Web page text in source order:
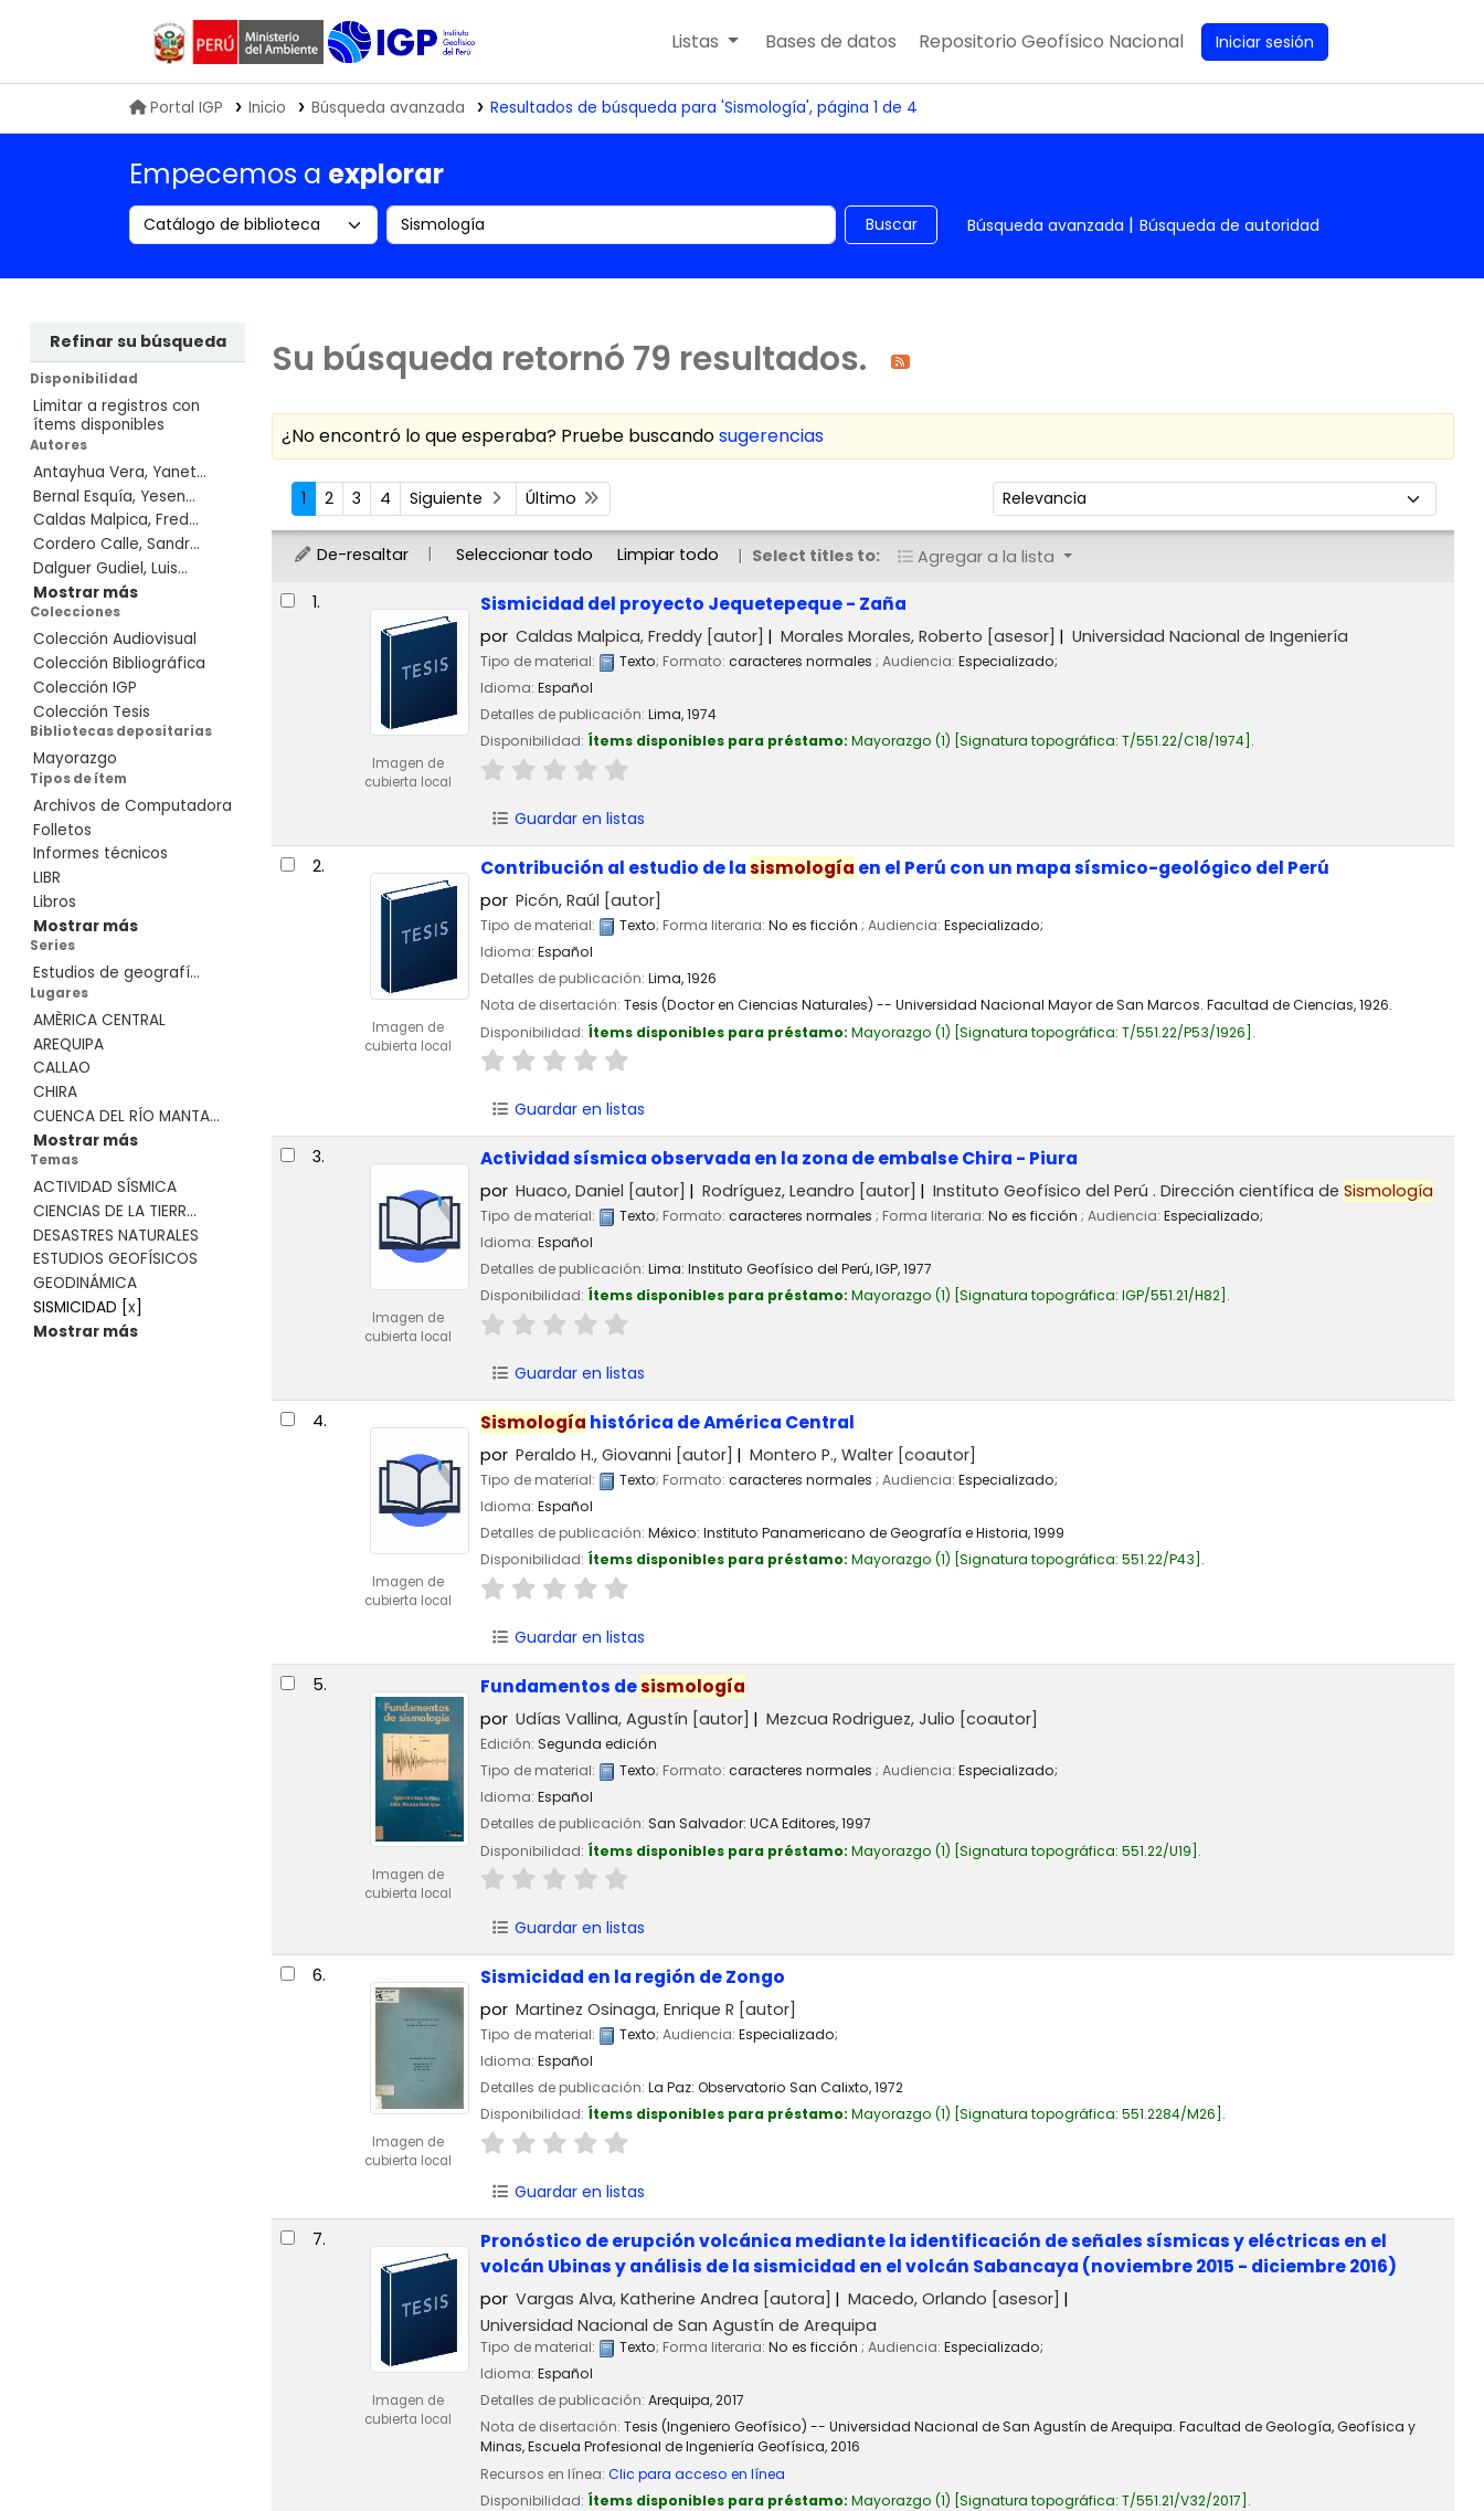
Biblioteca IGP
Listas Bases de datos Repositorio Geofísico Nacional Iniciar sesión
Portal IGP Inicio Búsqueda avanzada Resultados de búsqueda para 'Sismología', página 1 de 4
Empecemos a explorar
Search the catalog by: Buscar en el catálogo por palabra clave Buscar Búsqueda avanzada Búsqueda de autoridad
Refinar su búsqueda
Disponibilidad
Limitar a registros con
ítems disponibles
Autores
Antayhua Vera, Yanet...
Bernal Esquía, Yesen...
Caldas Malpica, Fred...
Cordero Calle, Sandr...
Dalguer Gudiel, Luis...
Mostrar más
Colecciones
Colección Audiovisual
Colección Bibliográfica
Colección IGP
Colección Tesis
Bibliotecas depositarias
Mayorazgo
Tipos de ítem
Archivos de Computadora
Folletos
Informes técnicos
LIBR
Libros
Mostrar más
Series
Estudios de geografí...
Lugares
AMÈRICA CENTRAL
AREQUIPA
CALLAO
CHIRA
CUENCA DEL RÍO MANTA...
Mostrar más
Temas
ACTIVIDAD SÍSMICA
CIENCIAS DE LA TIERR...
DESASTRES NATURALES
ESTUDIOS GEOFÍSICOS
GEODINÁMICA
SISMICIDAD [x]
Mostrar más
Su búsqueda retornó 79 resultados.
¿No encontró lo que esperaba? Pruebe buscandosugerencias
Ordenar
1 2 3 4 Siguiente Último Ordenar por:
De-resaltar Seleccionar todo Limpiar todo Select titles to: Agregar a la lista
Resultados
1.
Imagen de
cubierta local
Sismicidad del proyecto Jequetepeque - Zaña
por Caldas Malpica, Freddy [autor] Morales Morales, Roberto [asesor] Universidad Nacional de Ingeniería
Tipo de material: Texto; Formato: caracteres normales ; Audiencia: Especializado;
Idioma: Español
Detalles de publicación: Lima,1974
Disponibilidad: Ítems disponibles para préstamo: Mayorazgo (1) Signatura topográfica: T/551.22/C18/1974 .
Guardar en listas
2.
Imagen de
cubierta local
Contribución al estudio de lasismología en el Perú con un mapa sísmico-geológico del Perú
por Picón, Raúl [autor]
Tipo de material: Texto; Forma literaria: No es ficción ; Audiencia: Especializado;
Idioma: Español
Detalles de publicación: Lima,1926
Nota de disertación: Tesis (Doctor en Ciencias Naturales) -- Universidad Nacional Mayor de San Marcos. Facultad de Ciencias, 1926.
Disponibilidad: Ítems disponibles para préstamo: Mayorazgo (1) Signatura topográfica: T/551.22/P53/1926 .
Guardar en listas
3.
Imagen de
cubierta local
Actividad sísmica observada en la zona de embalse Chira - Piura
por Huaco, Daniel [autor] Rodríguez, Leandro [autor] Instituto Geofísico del Perú . Dirección científica de Sismología
Tipo de material: Texto; Formato: caracteres normales ; Forma literaria: No es ficción ; Audiencia: Especializado;
Idioma: Español
Detalles de publicación: Lima: Instituto Geofísico del Perú, IGP,1977
Disponibilidad: Ítems disponibles para préstamo: Mayorazgo (1) Signatura topográfica: IGP/551.21/H82 .
Guardar en listas
4.
Imagen de
cubierta local
Sismología histórica de América Central
por Peraldo H., Giovanni [autor] Montero P., Walter[coautor]
Tipo de material: Texto; Formato: caracteres normales ; Audiencia: Especializado;
Idioma: Español
Detalles de publicación: México: Instituto Panamericano de Geografía e Historia,1999
Disponibilidad: Ítems disponibles para préstamo: Mayorazgo (1) Signatura topográfica: 551.22/P43 .
Guardar en listas
5.
Imagen de
cubierta local
Fundamentos desismología
por Udías Vallina, Agustín [autor] Mezcua Rodriguez, Julio [coautor]
Edición: Segunda edición
Tipo de material:
Texto; Formato: caracteres normales ; Audiencia: Especializado;
Idioma: Español
Detalles de publicación: San Salvador: UCA Editores,1997
Disponibilidad: Ítems disponibles para préstamo: Mayorazgo (1) Signatura topográfica: 551.22/U19 .
Guardar en listas
6.
Imagen de
cubierta local
Sismicidad en la región de Zongo
por Martinez Osinaga, Enrique R [autor]
Tipo de material: Texto; Audiencia: Especializado;
Idioma: Español
Detalles de publicación: La Paz: Observatorio San Calixto,1972
Disponibilidad: Ítems disponibles para préstamo: Mayorazgo (1) Signatura topográfica: 551.2284/M26 .
Guardar en listas
7.
Imagen de
cubierta local
Pronóstico de erupción volcánica mediante la identificación de señales sísmicas y eléctricas en el
volcán Ubinas y análisis de la sismicidad en el volcán Sabancaya (noviembre 2015 - diciembre 2016)
por Vargas Alva, Katherine Andrea [autora] Macedo, Orlando [asesor]
Universidad Nacional de San Agustín de Arequipa
Tipo de material: Texto; Forma literaria: No es ficción ; Audiencia: Especializado;
Idioma: Español
Detalles de publicación: Arequipa,2017
Nota de disertación: Tesis (Ingeniero Geofísico) -- Universidad Nacional de San Agustín de Arequipa. Facultad de Geología, Geofísica y
Minas, Escuela Profesional de Ingeniería Geofísica, 2016
Recursos en línea: Clic para acceso en línea
Disponibilidad: Ítems disponibles para préstamo: Mayorazgo (1) Signatura topográfica: T/551.21/V32/2017 .